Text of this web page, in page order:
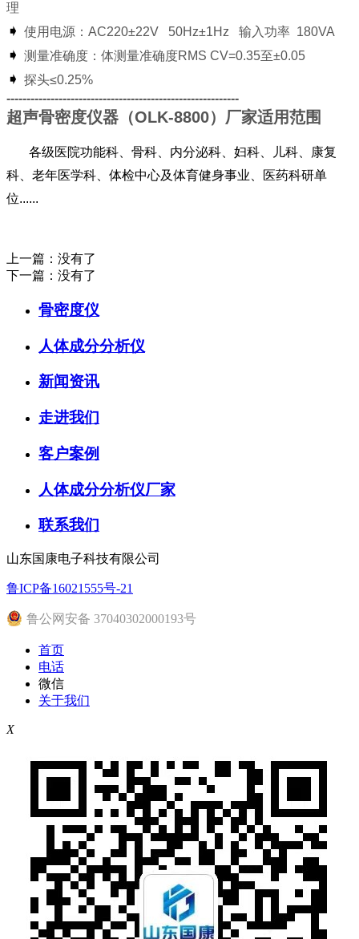
理
➧ 使用电源：AC220±22V 50Hz±1Hz 输入功率 180VA
➧ 测量准确度：体测量准确度RMS CV=0.35至±0.05
➧ 探头≤0.25%
----------------------------------------------------------
超声骨密度仪器（OLK-8800）厂家适用范围
各级医院功能科、骨科、内分泌科、妇科、儿科、康复
科、老年医学科、体检中心及体育健身事业、医药科研单
位......
上一篇：没有了
下一篇：没有了
骨密度仪
人体成分分析仪
新闻资讯
走进我们
客户案例
人体成分分析仪厂家
联系我们
山东国康电子科技有限公司
鲁ICP备16021555号-21
鲁公网安备 37040302000193号
首页
电话
微信
关于我们
X